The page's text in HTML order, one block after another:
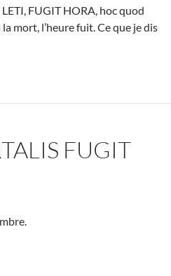
FUGIT HORA, hoc quod
mort, l’heure fuit. Ce que je dis
FUGIT